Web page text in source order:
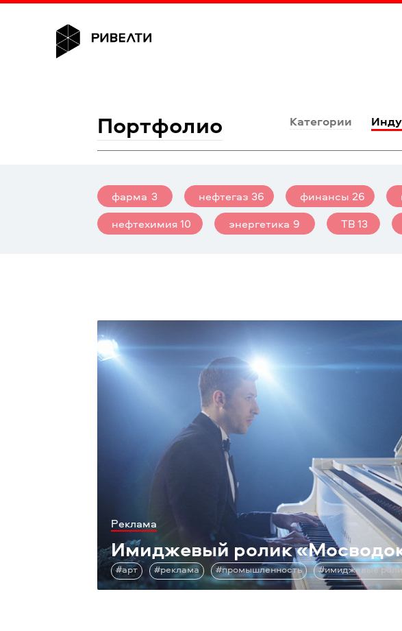
Портфолио Категории
фарма 3 нефтегаз 36 финансы 26
нефтехимия10 энергетика 9 ТВ13
Реклама
Имиджевый ролик«
#арт #реклама #промышленность #имиджевые